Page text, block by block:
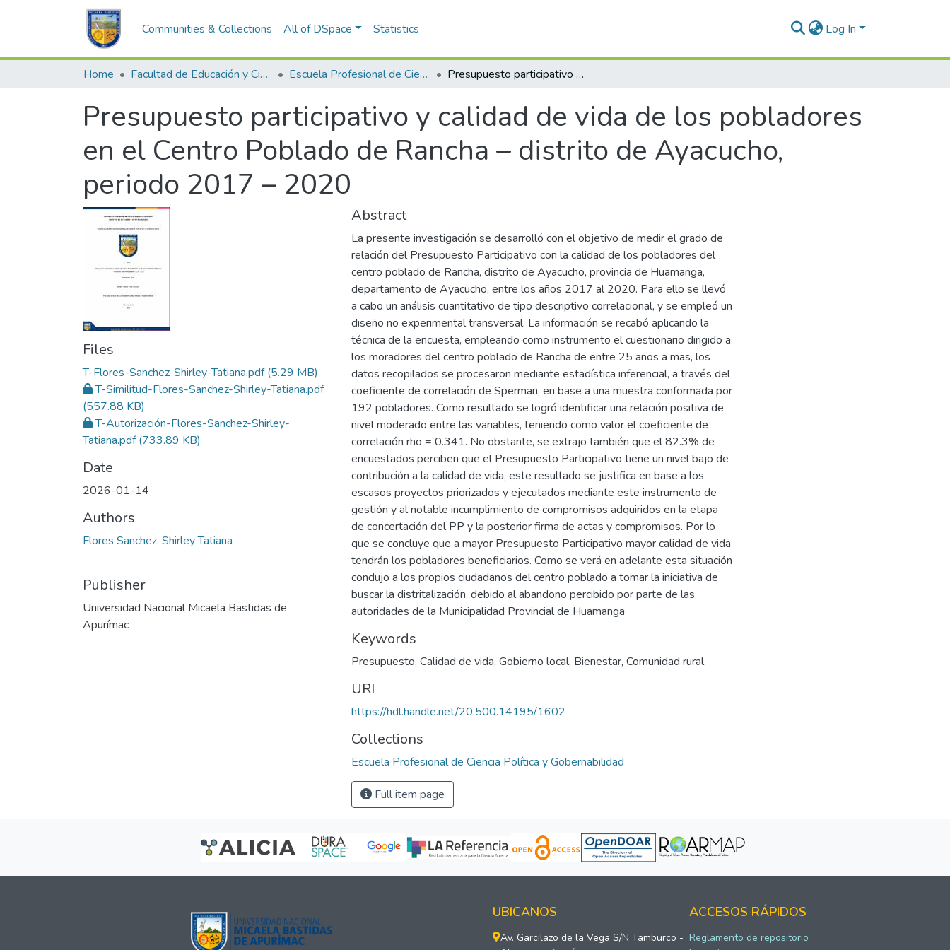
Communities & Collections All of DSpace Statistics Log In
Home Facultad de Educación y Ciencias Sociales Escuela Profesional de Ciencia Política y Gobernabilidad Presupuesto participativo y calidad de vida de los pobladores en el Centro Poblado de Rancha – distrito de Ayacucho, periodo 2017 – 2020
Presupuesto participativo y calidad de vida de los pobladores
en el Centro Poblado de Rancha – distrito de Ayacucho,
periodo 2017 – 2020
Files
T-Flores-Sanchez-Shirley-Tatiana.pdf(5.29 MB)
T-Similitud-Flores-Sanchez-Shirley-Tatiana.pdf
(557.88 KB)
T-Autorización-Flores-Sanchez-Shirley-
Tatiana.pdf(733.89 KB)
Date
2026-01-14
Authors
Flores Sanchez, Shirley Tatiana
Publisher
Universidad Nacional Micaela Bastidas de
Apurímac
Abstract
La presente investigación se desarrolló con el objetivo de medir el grado de
relación del Presupuesto Participativo con la calidad de los pobladores del
centro poblado de Rancha, distrito de Ayacucho, provincia de Huamanga,
departamento de Ayacucho, entre los años 2017 al 2020. Para ello se llevó
a cabo un análisis cuantitativo de tipo descriptivo correlacional, y se empleó un
diseño no experimental transversal. La información se recabó aplicando la
técnica de la encuesta, empleando como instrumento el cuestionario dirigido a
los moradores del centro poblado de Rancha de entre 25 años a mas, los
datos recopilados se procesaron mediante estadística inferencial, a través del
coeficiente de correlación de Sperman, en base a una muestra conformada por
192 pobladores. Como resultado se logró identificar una relación positiva de
nivel moderado entre las variables, teniendo como valor el coeficiente de
correlación rho = 0.341. No obstante, se extrajo también que el 82.3% de
encuestados perciben que el Presupuesto Participativo tiene un nivel bajo de
contribución a la calidad de vida, este resultado se justifica en base a los
escasos proyectos priorizados y ejecutados mediante este instrumento de
gestión y al notable incumplimiento de compromisos adquiridos en la etapa
de concertación del PP y la posterior firma de actas y compromisos. Por lo
que se concluye que a mayor Presupuesto Participativo mayor calidad de vida
tendrán los pobladores beneficiarios. Como se verá en adelante esta situación
condujo a los propios ciudadanos del centro poblado a tomar la iniciativa de
buscar la distritalización, debido al abandono percibido por parte de las
autoridades de la Municipalidad Provincial de Huamanga
Keywords
Presupuesto, Calidad de vida, Gobierno local, Bienestar, Comunidad rural
URI
https://hdl.handle.net/20.500.14195/1602
Collections
Escuela Profesional de Ciencia Política y Gobernabilidad
Full item page
UBICANOS
Av. Garcilazo de la Vega S/N Tamburco -
ACCESOS RÁPIDOS
Reglamento de repositorio